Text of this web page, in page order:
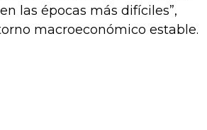
las épocas más difíciles”,
macroeconómico estable.